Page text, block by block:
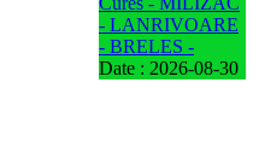
- LANRIVOARE
- BRELES -
Date : 2026-08-30